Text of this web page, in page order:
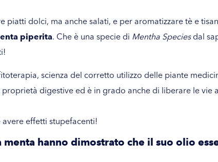
piatti dolci, ma anche salati, e per aromatizzare tè e
piperita. Che è una specie di Mentha Species dal
scienza del corretto utilizzo delle piante
proprietà digestive ed è in grado anche di liberare le vie
effetti stupefacenti!
hanno dimostrato che il suo olio